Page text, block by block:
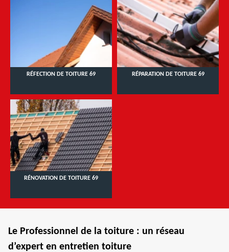
RÉFECTION DE TOITURE 69 RÉPARATION DE TOITURE 69
RÉNOVATION DE TOITURE 69
Le Professionnel de la toiture : un réseau
d’expert en entretien toiture